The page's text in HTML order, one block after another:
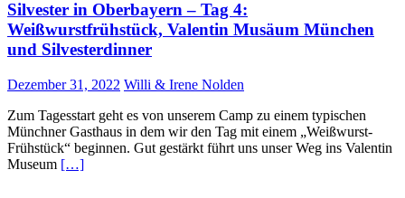
Silvester in Oberbayern – Tag 4:
Weißwurstfrühstück, Valentin Musäum München
und Silvesterdinner
Dezember 31, 2022 Willi & Irene Nolden
Zum Tagesstart geht es von unserem Camp zu einem typischen
Münchner Gasthaus in dem wir den Tag mit einem „Weißwurst-
Frühstück“ beginnen. Gut gestärkt führt uns unser Weg ins Valentin
Museum […]